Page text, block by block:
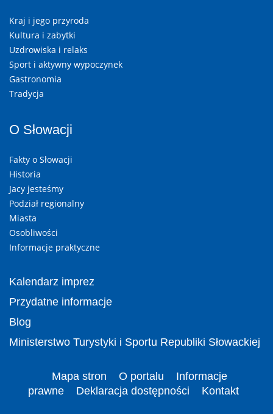
Kraj i jego przyroda
Kultura i zabytki
Uzdrowiska i relaks
Sport i aktywny wypoczynek
Gastronomia
Tradycja
O Słowacji
Fakty o Słowacji
Historia
Jacy jesteśmy
Podział regionalny
Miasta
Osobliwości
Informacje praktyczne
Kalendarz imprez
Przydatne informacje
Blog
Ministerstwo Turystyki i Sportu Republiki Słowackiej
Mapa stron O portalu
Informacje
prawne
Deklaracja dostępności Kontakt